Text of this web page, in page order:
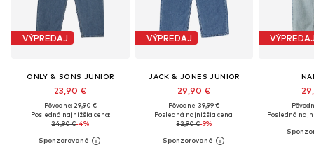
VÝPREDAJ
ONLY & SONS JUNIOR
23,90 €
Pôvodne: 29,90 €
Posledná najnižšia cena:
24,90 €-4%
VÝPREDAJ
JACK & JONES JUNIOR
29,90 €
Pôvodne: 39,99 €
Posledná najnižšia cena:
32,90 €-9%
Posledná